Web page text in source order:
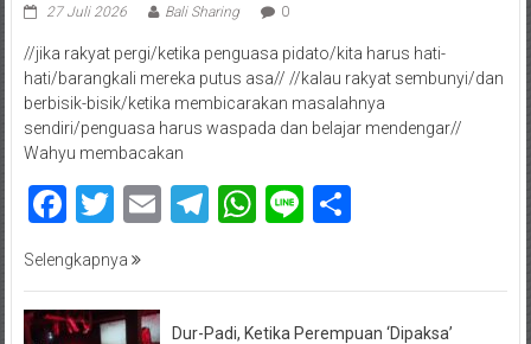
27 Juli 2026 Bali Sharing 0
//jika rakyat pergi/ketika penguasa pidato/kita harus hati-
hati/barangkali mereka putus asa// //kalau rakyat sembunyi/dan
berbisik-bisik/ketika membicarakan masalahnya
sendiri/penguasa harus waspada dan belajar mendengar//
Wahyu membacakan
Facebook
Twitter
EmailTelegram
WhatsApp
LineShare
Selengkapnya
Dur-Padi, Ketika Perempuan ‘Dipaksa’